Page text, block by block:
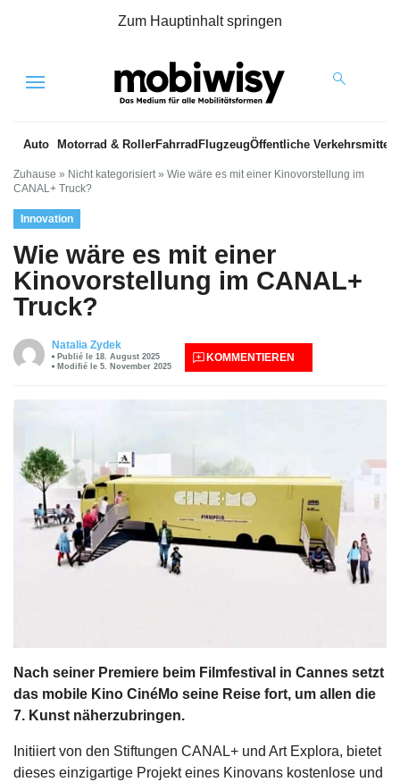
Zum Hauptinhalt springen
Menu
Auto Motorrad & RollerFahrrad FlugzeugÖffentliche Verkehrsmittel
Zuhause » Nicht kategorisiert » Wie wäre es mit einer Kinovorstellung im
CANAL+ Truck?
Innovation
Wie wäre es mit einer
Kinovorstellung im CANAL+
Truck?
Natalia Zydek
Publié le 18. August 2025
Modifié le 5. November 2025
KOMMENTIEREN
Nach seiner Premiere beim Filmfestival in Cannes setzt
das mobile Kino CinéMo seine Reise fort, um allen die
7. Kunst näherzubringen.
Initiiert von den Stiftungen CANAL+ und Art Explora, bietet
dieses einzigartige Projekt eines Kinovans kostenlose und